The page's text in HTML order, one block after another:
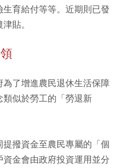
育給付等等。近期則已發
貼。
為了增進農民退休生活保障
似於勞工的「勞退新
撥資金至農民專屬的「個
金會由政府投資運用並分